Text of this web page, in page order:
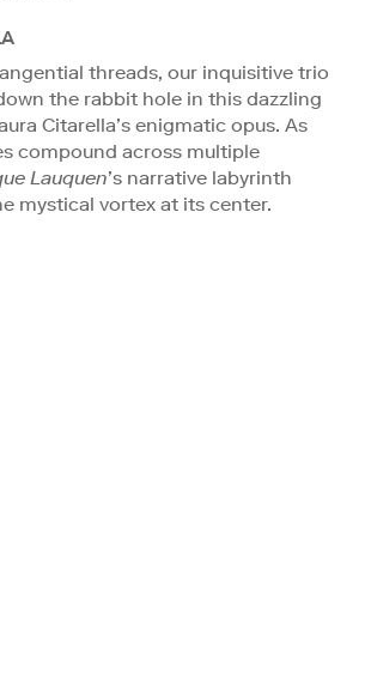
threads, our inquisitive trio
the rabbit hole in this dazzling
Citarella’s enigmatic opus. As
compound across multiple
Lauquen’s narrative labyrinth
mystical vortex at its center.